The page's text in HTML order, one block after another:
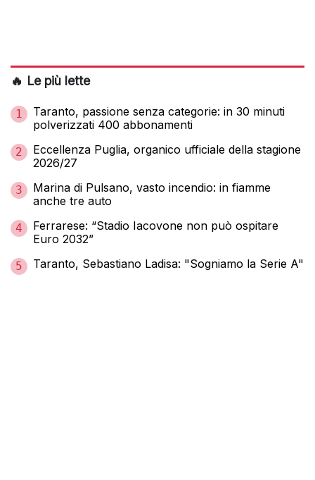
🔥 Le più lette
1
Taranto, passione senza categorie: in 30 minuti
polverizzati 400 abbonamenti
2
Eccellenza Puglia, organico ufficiale della stagione
2026/27
3
Marina di Pulsano, vasto incendio: in fiamme
anche tre auto
4
Ferrarese: “Stadio Iacovone non può ospitare
Euro 2032”
5 Taranto, Sebastiano Ladisa: "Sogniamo la Serie A"